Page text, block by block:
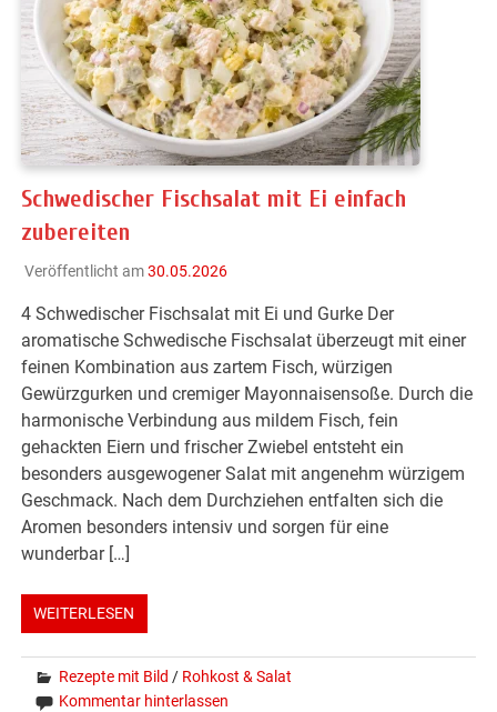
Schwedischer Fischsalat mit Ei einfach
zubereiten
Veröffentlicht am30.05.2026
4 Schwedischer Fischsalat mit Ei und Gurke Der
aromatische Schwedische Fischsalat überzeugt mit einer
feinen Kombination aus zartem Fisch, würzigen
Gewürzgurken und cremiger Mayonnaisensoße. Durch die
harmonische Verbindung aus mildem Fisch, fein
gehackten Eiern und frischer Zwiebel entsteht ein
besonders ausgewogener Salat mit angenehm würzigem
Geschmack. Nach dem Durchziehen entfalten sich die
Aromen besonders intensiv und sorgen für eine
wunderbar […]
WEITERLESEN
Rezepte mit Bild / Rohkost & Salat
Kommentar hinterlassen